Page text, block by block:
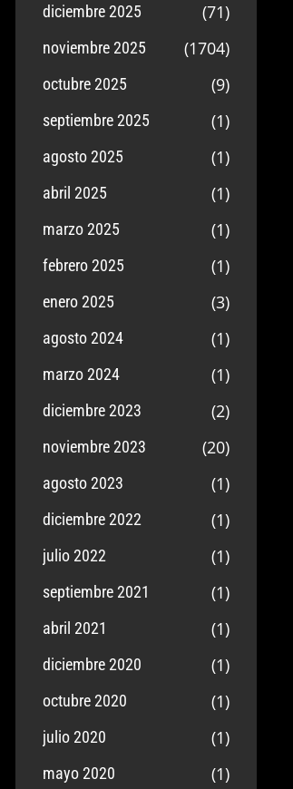
diciembre 2025 (71)
noviembre 2025 (1704)
octubre 2025 (9)
septiembre 2025 (1)
agosto 2025 (1)
abril 2025 (1)
marzo 2025 (1)
febrero 2025 (1)
enero 2025 (3)
agosto 2024 (1)
marzo 2024 (1)
diciembre 2023 (2)
noviembre 2023 (20)
agosto 2023 (1)
diciembre 2022 (1)
julio 2022 (1)
septiembre 2021 (1)
abril 2021 (1)
diciembre 2020 (1)
octubre 2020 (1)
julio 2020 (1)
mayo 2020 (1)